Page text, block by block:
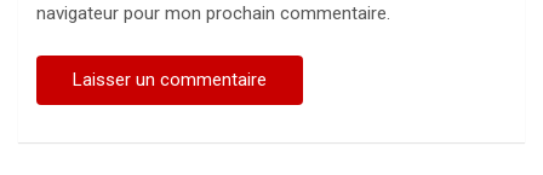
navigateur pour mon prochain commentaire.